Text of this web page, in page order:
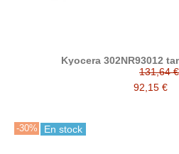
Kyocera 302NR93012
131,64 €
92,15 €
-30% En stock